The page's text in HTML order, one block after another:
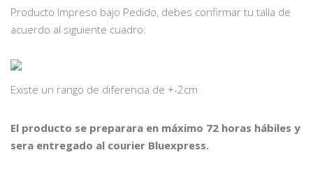
Producto Impreso bajo Pedido, debes confirmar tu talla de
acuerdo al siguiente cuadro:
Existe un rango de diferencia de +-2cm
El producto se preparara en máximo 72 horas hábiles y
sera entregado al courier Bluexpress.